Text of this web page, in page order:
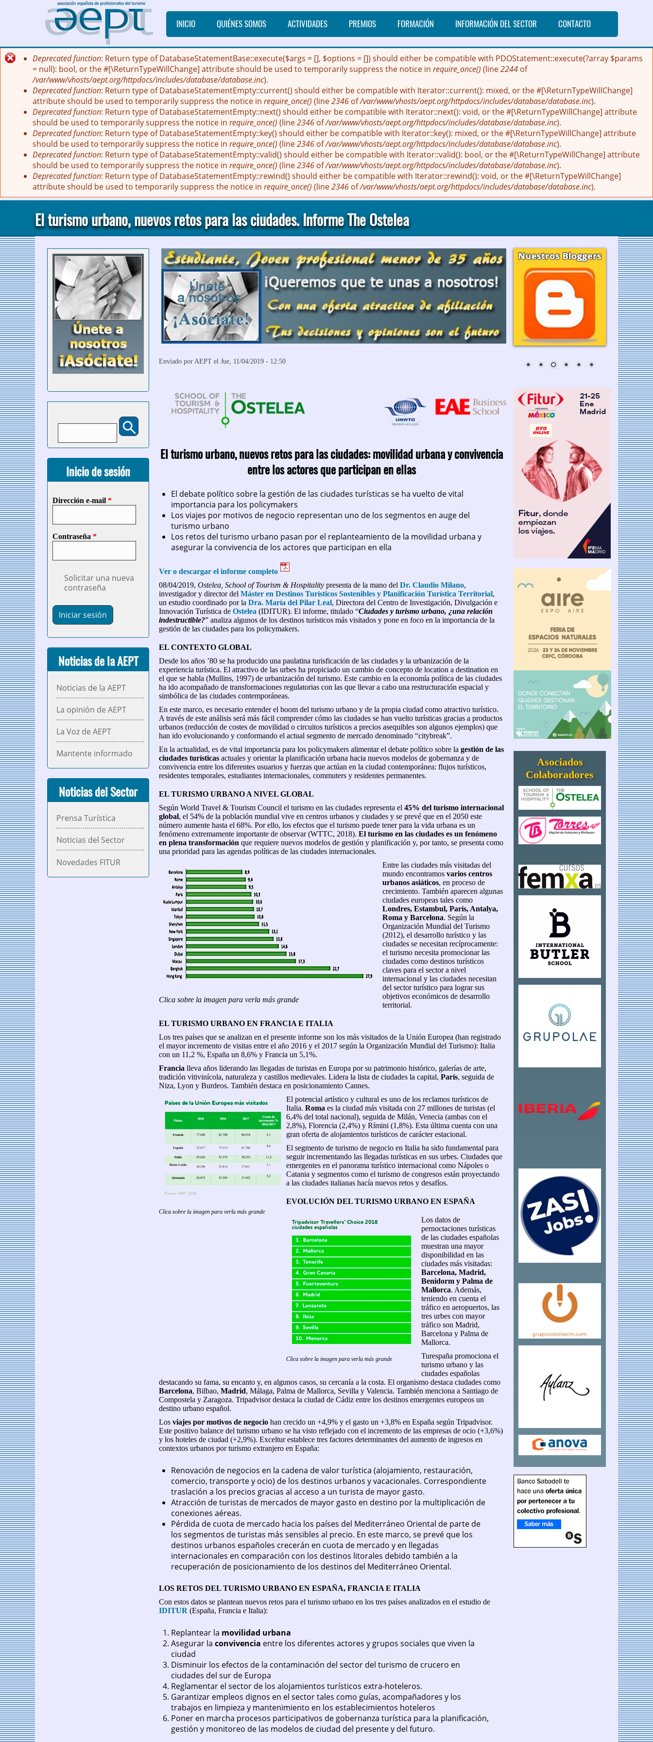
Pasar al contenido principal
INICIO QUIÉNES SOMOS ACTIVIDADES PREMIOS FORMACIÓN INFORMACIÓN DEL SECTOR CONTACTO
Mensaje de error
Deprecated function: Return type of DatabaseStatementBase::execute($args = [], $options = []) should either be compatible with PDOStatement::execute(?array $params
= null): bool, or the #[\ReturnTypeWillChange] attribute should be used to temporarily suppress the notice in require_once() (line2244 of
/var/www/vhosts/aept.org/httpdocs/includes/database/database.inc).
Deprecated function: Return type of DatabaseStatementEmpty::current() should either be compatible with Iterator::current(): mixed, or the #[\ReturnTypeWillChange]
attribute should be used to temporarily suppress the notice in require_once() (line2346 of/var/www/vhosts/aept.org/httpdocs/includes/database/database.inc).
Deprecated function: Return type of DatabaseStatementEmpty::next() should either be compatible with Iterator::next(): void, or the #[\ReturnTypeWillChange] attribute
should be used to temporarily suppress the notice in require_once() (line2346 of/var/www/vhosts/aept.org/httpdocs/includes/database/database.inc).
Deprecated function: Return type of DatabaseStatementEmpty::key() should either be compatible with Iterator::key(): mixed, or the #[\ReturnTypeWillChange] attribute
should be used to temporarily suppress the notice in require_once() (line2346 of/var/www/vhosts/aept.org/httpdocs/includes/database/database.inc).
Deprecated function: Return type of DatabaseStatementEmpty::valid() should either be compatible with Iterator::valid(): bool, or the #[\ReturnTypeWillChange] attribute
should be used to temporarily suppress the notice in require_once() (line2346 of/var/www/vhosts/aept.org/httpdocs/includes/database/database.inc).
Deprecated function: Return type of DatabaseStatementEmpty::rewind() should either be compatible with Iterator::rewind(): void, or the #[\ReturnTypeWillChange]
attribute should be used to temporarily suppress the notice in require_once() (line2346 of/var/www/vhosts/aept.org/httpdocs/includes/database/database.inc).
El turismo urbano, nuevos retos para las ciudades. Informe The Ostelea
Enviado por AEPT el Jue, 11/04/2019 - 12:50
El turismo urbano, nuevos retos para las ciudades: movilidad urbana y convivencia
entre los actores que participan en ellas
El debate político sobre la gestión de las ciudades turísticas se ha vuelto de vital
importancia para los policymakers
Los viajes por motivos de negocio representan uno de los segmentos en auge del
turismo urbano
Los retos del turismo urbano pasan por el replanteamiento de la movilidad urbana y
asegurar la convivencia de los actores que participan en ella
Ver o descargar el informe completo
08/04/2019, Ostelea, School of Tourism & Hospitality presenta de la mano del Dr. Claudio Milano,
investigador y director del Máster en Destinos Turísticos Sostenibles y Planificación Turística Territorial,
un estudio coordinado por la Dra. María del Pilar Leal, Directora del Centro de Investigación, Divulgación e
Innovación Turística de Ostelea (IDITUR). El informe, titulado “Ciudades y turismo urbano, ¿una relación
indestructible?” analiza algunos de los destinos turísticos más visitados y pone en foco en la importancia de la
gestión de las ciudades para los policymakers.
EL CONTEXTO GLOBAL
Desde los años ’80 se ha producido una paulatina turisficación de las ciudades y la urbanización de la
experiencia turística. El atractivo de las urbes ha propiciado un cambio de concepto de location a destination en
el que se habla (Mullins, 1997) de urbanización del turismo. Este cambio en la economía política de las ciudades
ha ido acompañado de transformaciones regulatorias con las que llevar a cabo una restructuración espacial y
simbólica de las ciudades contemporáneas.
En este marco, es necesario entender el boom del turismo urbano y de la propia ciudad como atractivo turístico.
A través de este análisis será más fácil comprender cómo las ciudades se han vuelto turísticas gracias a productos
urbanos (reducción de costes de movilidad o circuitos turísticos a precios asequibles son algunos ejemplos) que
han ido evolucionando y conformando el actual segmento de mercado denominado “citybreak”.
En la actualidad, es de vital importancia para los policymakers alimentar el debate político sobre la gestión de las
ciudades turísticas actuales y orientar la planificación urbana hacia nuevos modelos de gobernanza y de
convivencia entre los diferentes usuarios y fuerzas que actúan en la ciudad contemporánea: flujos turísticos,
residentes temporales, estudiantes internacionales, commuters y residentes permanentes.
EL TURISMO URBANO A NIVEL GLOBAL
Según World Travel & Tourism Council el turismo en las ciudades representa el 45% del turismo internacional
global, el 54% de la población mundial vive en centros urbanos y ciudades y se prevé que en el 2050 este
número aumente hasta el 68%. Por ello, los efectos que el turismo puede tener para la vida urbana es un
fenómeno extremamente importante de observar (WTTC, 2018). El turismo en las ciudades es un fenómeno
en plena transformación que requiere nuevos modelos de gestión y planificación y, por tanto, se presenta como
una prioridad para las agendas políticas de las ciudades internacionales.
Clica sobre la imagen para verla más grande
Entre las ciudades más visitadas del
mundo encontramos varios centros
urbanos asiáticos, en proceso de
crecimiento. También aparecen algunas
ciudades europeas tales como
Londres, Estambul, París, Antalya,
Roma y Barcelona. Según la
Organización Mundial del Turismo
(2012), el desarrollo turístico y las
ciudades se necesitan recíprocamente:
el turismo necesita promocionar las
ciudades como destinos turísticos
claves para el sector a nivel
internacional y las ciudades necesitan
del sector turístico para lograr sus
objetivos económicos de desarrollo
territorial.
EL TURISMO URBANO EN FRANCIA E ITALIA
Los tres países que se analizan en el presente informe son los más visitados de la Unión Europea (han registrado
el mayor incremento de visitas entre el año 2016 y el 2017 según la Organización Mundial del Turismo): Italia
con un 11,2 %, España un 8,6% y Francia un 5,1%.
Francia lleva años liderando las llegadas de turistas en Europa por su patrimonio histórico, galerías de arte,
tradición vitivinícola, naturaleza y castillos medievales. Lidera la lista de ciudades la capital, París, seguida de
Niza, Lyon y Burdeos. También destaca en posicionamiento Cannes.
Clica sobre la imagen para verla más grande
El potencial artístico y cultural es uno de los reclamos turísticos de
Italia. Roma es la ciudad más visitada con 27 millones de turistas (el
6,4% del total nacional), seguida de Milán, Venecia (ambas con el
2,8%), Florencia (2,4%) y Rímini (1,8%). Esta última cuenta con una
gran oferta de alojamientos turísticos de carácter estacional.
El segmento de turismo de negocio en Italia ha sido fundamental para
seguir incrementando las llegadas turísticas en sus urbes. Ciudades que
emergentes en el panorama turístico internacional como Nápoles o
Catania y segmentos como el turismo de congresos están proyectando
a las ciudades italianas hacía nuevos retos y desafíos.
EVOLUCIÓN DEL TURISMO URBANO EN ESPAÑA
Clica sobre la imagen para verla más grande
Los datos de
pernoctaciones turísticas
de las ciudades españolas
muestran una mayor
disponibilidad en las
ciudades más visitadas:
Barcelona, Madrid,
Benidorm y Palma de
Mallorca. Además,
teniendo en cuenta el
tráfico en aeropuertos, las
tres urbes con mayor
tráfico son Madrid,
Barcelona y Palma de
Mallorca.
Turespaña promociona el
turismo urbano y las
ciudades españolas
destacando su fama, su encanto y, en algunos casos, su cercanía a la costa. El organismo destaca ciudades como
Barcelona, Bilbao, Madrid, Málaga, Palma de Mallorca, Sevilla y Valencia. También menciona a Santiago de
Compostela y Zaragoza. Tripadvisor destaca la ciudad de Cádiz entre los destinos emergentes europeos un
destino urbano español.
Los viajes por motivos de negocio han crecido un +4,9% y el gasto un +3,8% en España según Tripadvisor.
Este positivo balance del turismo urbano se ha visto reflejado con el incremento de las empresas de ocio (+3,6%)
y los hoteles de ciudad (+2,9%). Exceltur establece tres factores determinantes del aumento de ingresos en
contextos urbanos por turismo extranjero en España:
Renovación de negocios en la cadena de valor turística (alojamiento, restauración,
comercio, transporte y ocio) de los destinos urbanos y vacacionales. Correspondiente
traslación a los precios gracias al acceso a un turista de mayor gasto.
Atracción de turistas de mercados de mayor gasto en destino por la multiplicación de
conexiones aéreas.
Pérdida de cuota de mercado hacia los países del Mediterráneo Oriental de parte de
los segmentos de turistas más sensibles al precio. En este marco, se prevé que los
destinos urbanos españoles crecerán en cuota de mercado y en llegadas
internacionales en comparación con los destinos litorales debido también a la
recuperación de posicionamiento de los destinos del Mediterráneo Oriental.
LOS RETOS DEL TURISMO URBANO EN ESPAÑA, FRANCIA E ITALIA
Con estos datos se plantean nuevos retos para el turismo urbano en los tres países analizados en el estudio de
IDITUR (España, Francia e Italia):
Replantear la movilidad urbana
Asegurar la convivencia entre los diferentes actores y grupos sociales que viven la
ciudad
Disminuir los efectos de la contaminación del sector del turismo de crucero en
ciudades del sur de Europa
Reglamentar el sector de los alojamientos turísticos extra-hoteleros.
Garantizar empleos dignos en el sector tales como guías, acompañadores y los
trabajos en limpieza y mantenimiento en los establecimientos hoteleros
Poner en marcha procesos participativos de gobernanza turística para la planificación,
gestión y monitoreo de las modelos de ciudad del presente y del futuro.
Formulario de búsqueda
Inicio de sesión
Dirección e-mail *
Contraseña *
Solicitar una nueva
contraseña
Noticias de la AEPT
Noticias de la AEPT
La opinión de AEPT
La Voz de AEPT
Mantente informado
Noticias del Sector
Prensa Turística
Noticias del Sector
Novedades FITUR
Asociados
Colaboradores